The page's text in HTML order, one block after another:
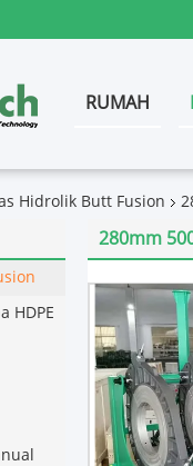
RUMAH
Hidrolik Butt Fusion
HDPE
280mm